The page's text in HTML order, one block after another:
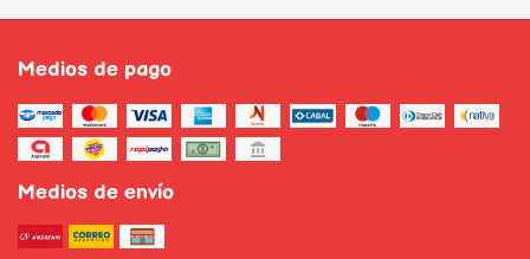
Medios de pago
Medios de envío